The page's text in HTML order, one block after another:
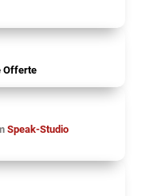
Offerte
Speak-Studio